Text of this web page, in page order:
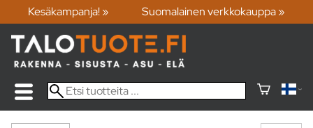
Kesäkampanja! » Suomalainen verkkokauppa »